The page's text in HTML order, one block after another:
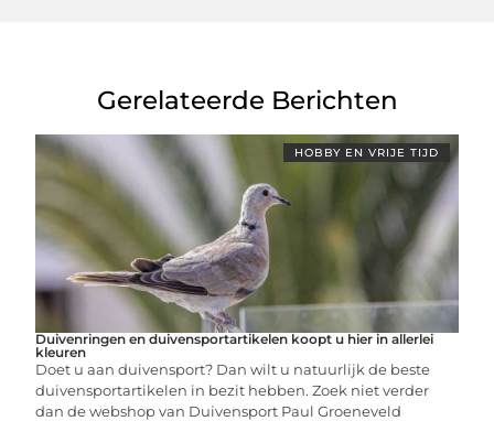
Gerelateerde Berichten
HOBBY EN VRIJE TIJD
Duivenringen en duivensportartikelen koopt u hier in allerlei
kleuren
Doet u aan duivensport? Dan wilt u natuurlijk de beste
duivensportartikelen in bezit hebben. Zoek niet verder
dan de webshop van Duivensport Paul Groeneveld